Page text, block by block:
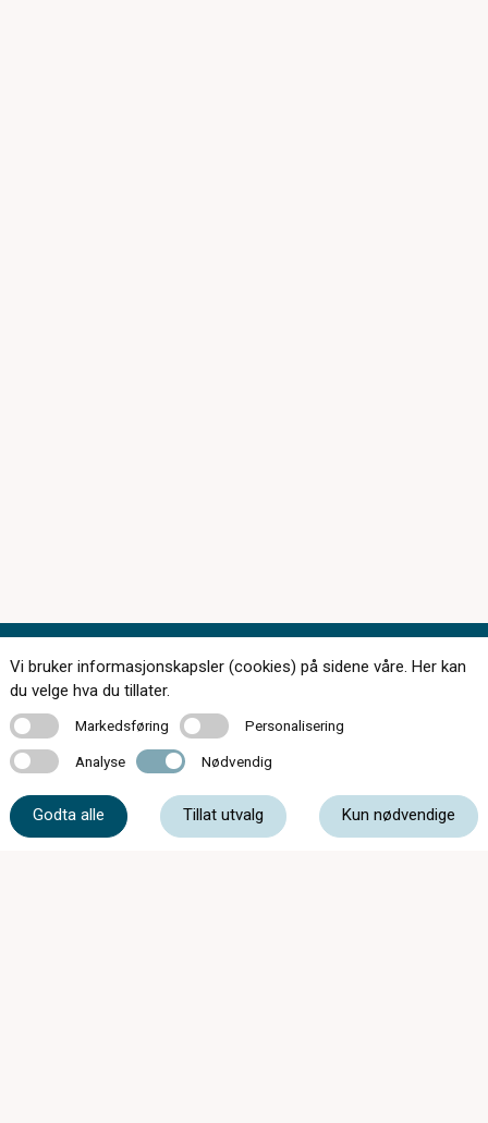
Kontakt oss
Vi bruker informasjonskapsler (cookies) på sidene våre. Her kan
du velge hva du tillater.
MarkedsføringMarkedsføring PersonaliseringPersonalisering
Analyse Analyse Nødvendig Nødvendig
Godta alle Tillat utvalg Kun nødvendige